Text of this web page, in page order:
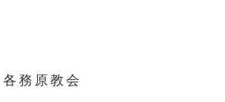
各務原教会